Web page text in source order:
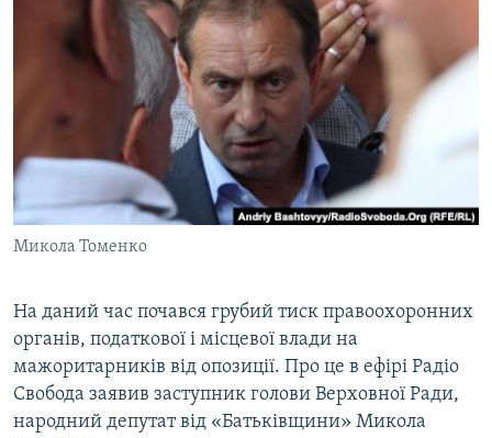
СВІТ
КИТАЙ.ВИКЛИКИ
МУЛЬТИМЕДІА
СПЕЦПРОЄКТИ
ПОДКАСТИ
КРИМ РЕАЛІЇ
УКР
КТАТ
ДОЛУЧАЙСЯ!
Микола Томенко
На даний час почався грубий тиск правоохоронних
органів, податкової і місцевої влади на
мажоритарників від опозиції. Про це в ефірі Радіо
Свобода заявив заступник голови Верховної Ради,
народний депутат від «Батьківщини» Микола